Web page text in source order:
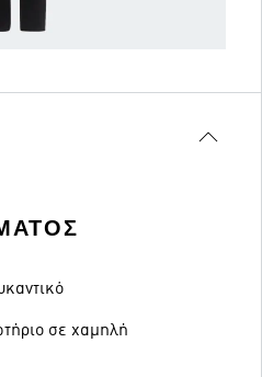
σε χαμηλή